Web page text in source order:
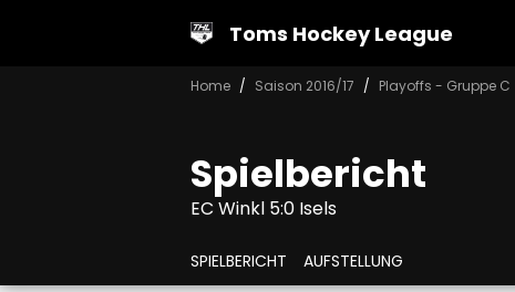
Toms Hockey League
Home Saison 2016/17 Playoffs - Gruppe C
Spielbericht
EC Winkl 5:0 Isels
SPIELBERICHT AUFSTELLUNG